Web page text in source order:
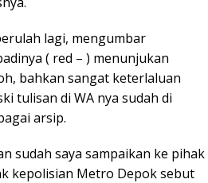
lagi, mengumbar
( red – ) menunjukan
bahkan sangat keterlaluan
tulisan di WA nya sudah di
arsip.
sudah saya sampaikan ke pihak
kepolisian Metro Depok sebut